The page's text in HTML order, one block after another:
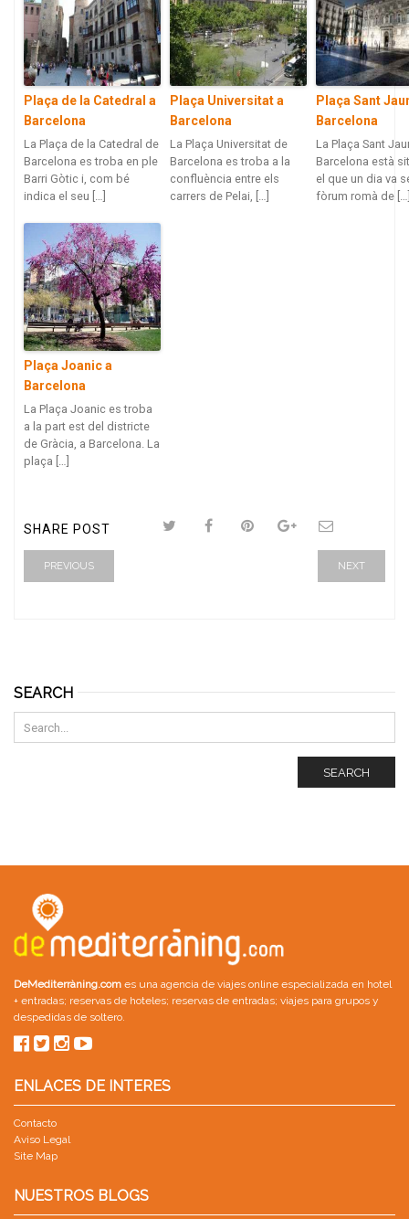
Plaça de la Catedral a
Barcelona
La Plaça de la Catedral de
Barcelona es troba en ple
Barri Gòtic i, com bé
indica el seu […]
Plaça Universitat a
Barcelona
La Plaça Universitat de
Barcelona es troba a la
confluència entre els
carrers de Pelai, […]
Plaça Sant
Barcelona
La Plaça Sant
Barcelona està
el que un dia va
fòrum romà de
Plaça Joanic a
Barcelona
La Plaça Joanic es troba
a la part est del districte
de Gràcia, a Barcelona. La
plaça […]
SHARE POST
PREVIOUS NEXT
SEARCH
SEARCH
DeMediterràning.com es una agencia de viajes online especializada en hotel
+ entradas; reservas de hoteles; reservas de entradas; viajes para grupos y
despedidas de soltero
ENLACES DE INTERES
Contacto
Aviso Legal
Site Map
NUESTROS BLOGS